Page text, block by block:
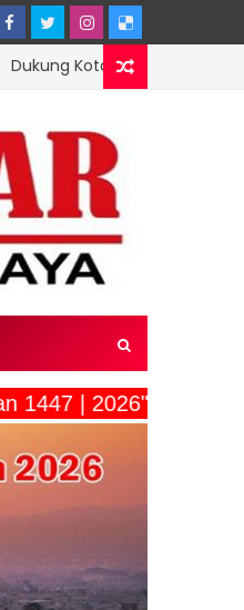
Padang Jadi Kota Inovator,
1447 | 2026"